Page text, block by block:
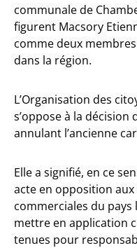
communale de
figurent Macsory
comme deux
dans la région.
L’Organisation des
s’oppose à la
annulant l’ancienne
Elle a signifié, en ce
acte en opposition
commerciales du
mettre en application
tenues pour